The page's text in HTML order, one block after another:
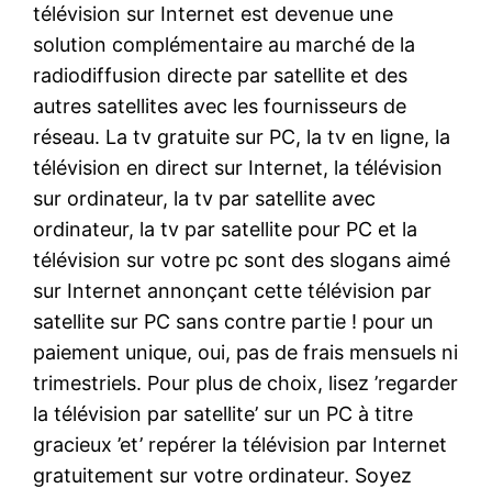
télévision sur Internet est devenue une
solution complémentaire au marché de la
radiodiffusion directe par satellite et des
autres satellites avec les fournisseurs de
réseau. La tv gratuite sur PC, la tv en ligne, la
télévision en direct sur Internet, la télévision
sur ordinateur, la tv par satellite avec
ordinateur, la tv par satellite pour PC et la
télévision sur votre pc sont des slogans aimé
sur Internet annonçant cette télévision par
satellite sur PC sans contre partie ! pour un
paiement unique, oui, pas de frais mensuels ni
trimestriels. Pour plus de choix, lisez ’regarder
la télévision par satellite’ sur un PC à titre
gracieux ’et’ repérer la télévision par Internet
gratuitement sur votre ordinateur. Soyez